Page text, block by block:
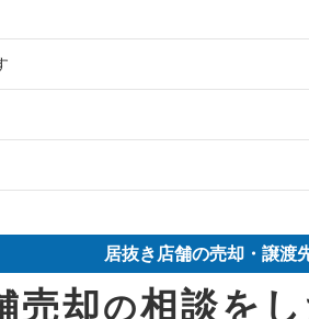
の案件一覧
の案件一覧
件の案件一覧
件の案件一覧
売却物件の案件一覧
売却物件の案件一覧
居抜き店舗の売却・譲渡
売却の相談をし